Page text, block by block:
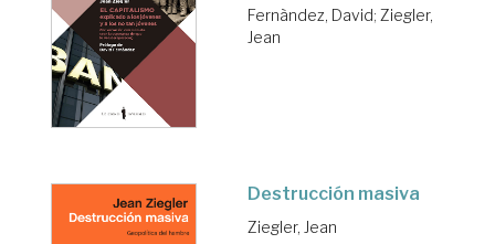
Fernàndez, David; Ziegler,
Jean
Destrucción masiva
Ziegler, Jean